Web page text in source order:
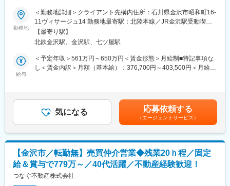
・協力会社との折衝
・実行予算の策定および最終的な原価責任の保持
統括所長(課長)クラス（エリアマネジメント）
・複数現場（サテライト現場等）の横断的な管理・指導
■働き方
年間休日は124日。休日出勤が発生した際は振休・代休取得を徹
平均24時間程度です。リモート機器の導入などDX推進による働き
方改革を積極的に推進しております。
での転勤がございます。その際は別居手当4万4000円 且つ帰省
手当は月4回分支給など、手当で給与として最大限考慮し補填致し
ます。社宅もございますので、家賃の個人負担も抑えることが可
能です。
・携帯電話基地局建設プロジェクトの事業者様（お客様）構内で
の業務委託責任者
・プロジェクト進捗管理、業務品質管理、人員管理、プロジェク
トの円滑な運営、コントロール
・当社事業戦略に沿った事業計画の遂行
■業務の魅力：
大手通信会社と協業しながら複数の案件を行うため、5GやLPWA
す。
■同社の特徴：
＜事業について＞同社は情報通信事業のハード、ソフト及びシス
います。さらに近年では「サービスエリアの最適化構築」、「解
析ツールの自社開発」などソフト、システム、ソリュ－ションの
開発を強化しコンサルティング業務へと活躍の場を広げていま
す。
＜安定性＞同社は、法人・個人ともに欠かせない通信インフラを
勤務地
＜勤務地詳細＞クライアント先構内住所：石川県金沢市昭和町16-
11ヴィサージュ14 勤務地最寄駅：北陸本線／JR金沢駅受動喫煙
対策：屋内全面禁煙変更の範囲：会社の定める事業所
【最寄り駅】
北鉄金沢駅、金沢駅、七ツ屋駅
給与
＜予定年収＞561万円～650万円＜賃金形態＞月給制■特記事項な
し＜賃金内訳＞月額（基本給）：376,700円～403,500円＜月給＞
どを考慮の上決定いたします※一般職の場合は超過勤務手当は別途
支給します賃金はあくまでも目安の金額であり、選考を通じて上
下する可能性があります。月給(月額)は固定手当を含めた表記で
す。
気になる 応募依頼する
（エージェントサービス）
【金沢市／転勤無】売買仲介営業◆残業20ｈ程／固定
給＆賞与で779万～／40代活躍／不動産経験歓迎！
つなぐ不動産株式会社